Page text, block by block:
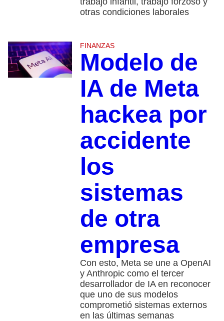
otras condiciones laborales
FINANZAS
Modelo de
IA de Meta
hackea por
accidente
los
sistemas
de otra
empresa
Con esto, Meta se une a OpenAI
y Anthropic como el tercer
desarrollador de IA en reconocer
que uno de sus modelos
comprometió sistemas externos
en las últimas semanas